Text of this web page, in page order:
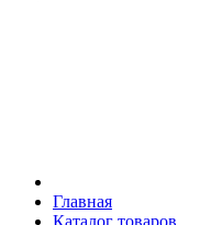
Главная
Каталог товаров